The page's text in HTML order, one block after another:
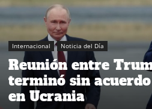
Internacional Noticia del Día
Reunión entre
terminó sin
en Ucrania